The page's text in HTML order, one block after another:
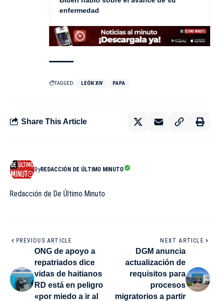
enfermedad
TAGGED: LEÓN XIV PAPA
Share This Article
ByREDACCIÓN DE ÚLTIMO MINUTO
Redacción de De Último Minuto
PREVIOUS ARTICLE
ONG de apoyo a
repatriados dice
vidas de haitianos
RD está en peligro
«por miedo a ir al
NEXT ARTICLE
DGM anuncia
actualización de
requisitos para
procesos
migratorios a partir